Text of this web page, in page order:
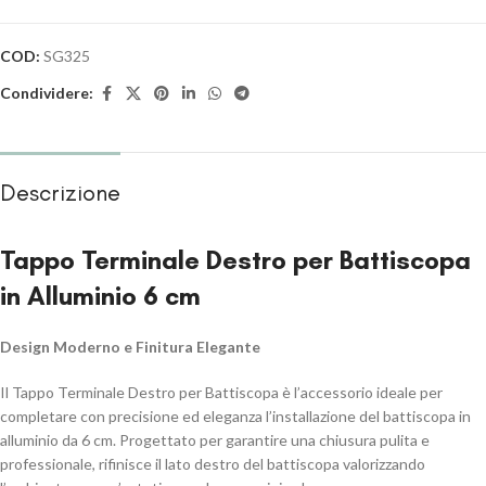
COD: SG325
Condividere:
Descrizione
Tappo Terminale Destro per Battiscopa
in Alluminio 6 cm
Design Moderno e Finitura Elegante
Il Tappo Terminale Destro per Battiscopa è l’accessorio ideale per
completare con precisione ed eleganza l’installazione del battiscopa in
alluminio da 6 cm. Progettato per garantire una chiusura pulita e
professionale, rifinisce il lato destro del battiscopa valorizzando